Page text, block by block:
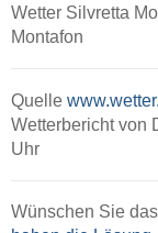
Wetter Silvretta
Montafon
Quelle
Wetterbericht von
Uhr
Wünschen Sie